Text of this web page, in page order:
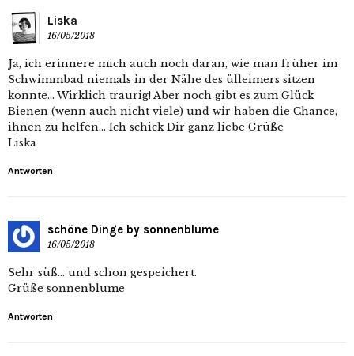
Liska
16/05/2018
Ja, ich erinnere mich auch noch daran, wie man früher im
Schwimmbad niemals in der Nähe des ülleimers sitzen
konnte… Wirklich traurig! Aber noch gibt es zum Glück
Bienen (wenn auch nicht viele) und wir haben die Chance,
ihnen zu helfen… Ich schick Dir ganz liebe Grüße
Liska
Antworten
schöne Dinge by sonnenblume
16/05/2018
Sehr süß… und schon gespeichert.
Grüße sonnenblume
Antworten